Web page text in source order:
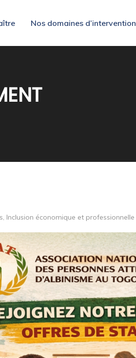
Nos domaines d’intervention
, Inclusion économique et professionnelle